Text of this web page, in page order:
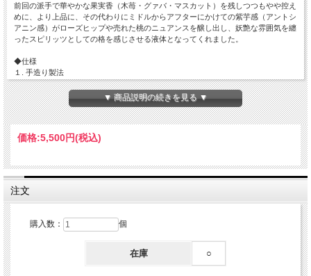
前回の派手で華やかな果実香（木苺・グァバ・マスカット）を残しつつもやや控え
めに、より上品に、その代わりにミドルからアフターにかけての紫芋感（アントシ
アニン感）がローズヒップや売れた桃のニュアンスを醸し出し、妖艶な雰囲気を纏
ったスピリッツとしての格を感じさせる液体となってくれました。
◆仕様
１. 手造り製法
２. 三種混合麹（白黒黃ハイブリッド）
３. 酵母無添加（蔵付き酵母）
４. フクムラサキ（八木健太郎氏✕マルマメン工房 霧島にて自然栽培）
５. 特殊三段仕込み（芋水発酵）
▼ 商品説明の続きを見る ▼
価格:5,500円(税込)
注文
購入数： 個
在庫 ○